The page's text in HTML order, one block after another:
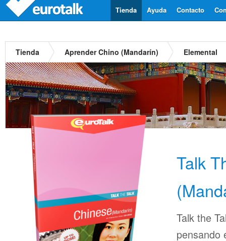
Contacto
Ayuda
Tienda
Tienda Aprender Chino (Mandarín) Elemental
Talk
Talk the
pensando